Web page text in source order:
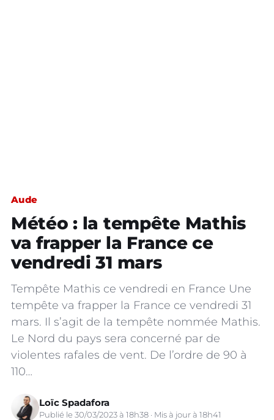
Aude
Météo : la tempête Mathis
va frapper la France ce
vendredi 31 mars
Tempête Mathis ce vendredi en France Une
tempête va frapper la France ce vendredi 31
mars. Il s’agit de la tempête nommée Mathis.
Le Nord du pays sera concerné par de
violentes rafales de vent. De l’ordre de 90 à
110…
Loïc Spadafora
Publié le 30/03/2023 à 18h38 · Mis à jour à 18h41